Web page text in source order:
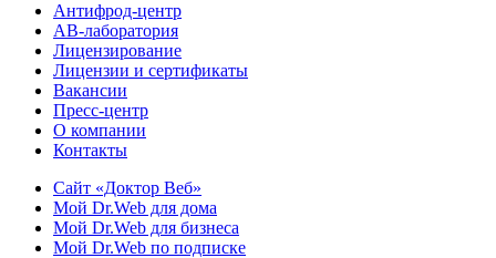
Антифрод-центр
АВ-лаборатория
Лицензирование
Лицензии и сертификаты
Вакансии
Пресс-центр
О компании
Контакты
Сайт «Доктор Веб»
Мой Dr.Web для дома
Мой Dr.Web для бизнеса
Мой Dr.Web по подписке